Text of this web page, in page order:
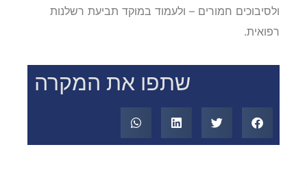
ולסיבוכים חמורים – ולעמוד במוקד תביעת רשלנות
רפואית.
שתפו את המקרה